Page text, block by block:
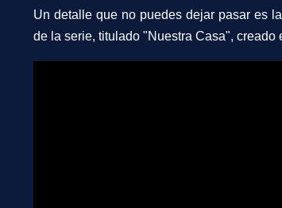
Un detalle que no puedes dejar pasar es
de la serie, titulado "Nuestra Casa",